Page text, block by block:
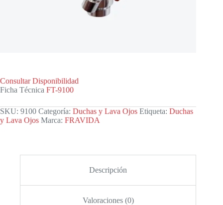
Consultar Disponibilidad
Ficha Técnica FT-9100
SKU: 9100 Categoría: Duchas y Lava Ojos Etiqueta: Duchas
y Lava Ojos Marca: FRAVIDA
Descripción
Valoraciones (0)